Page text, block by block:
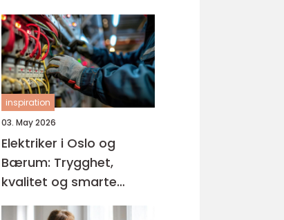
inspiration
03. May 2026
Elektriker i Oslo og
Bærum: Trygghet,
kvalitet og smarte
løsninger